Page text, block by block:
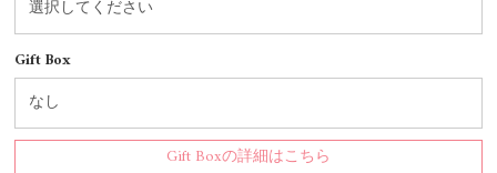
Gift Box
Gift Boxの詳細はこちら